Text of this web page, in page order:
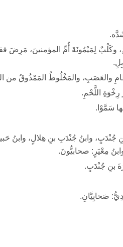
وكَلْبٌ لِمَيْمُونَةَ أُمِّ المؤمنينَ، مَرِضَ
والعَصَبِ، والمَخْلُوطُ المَمْذُوقُ من
رِخْوَةِ اللَّحْمِ.
سَمَّوْا.
وابنُ جُنْدَبِ بنِ هِلالٍ، وابنُ
مِعْيَرٍ: صحابيُّونَ.
بنِ جُنْدَبٍ.
صَحابِيَّانِ.